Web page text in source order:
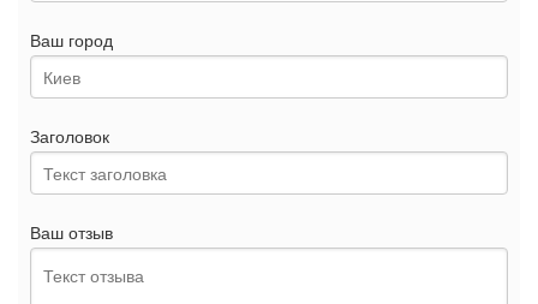
Ваш город
Заголовок
Ваш отзыв